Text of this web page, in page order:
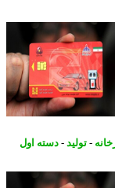
-تولید-دسته اول